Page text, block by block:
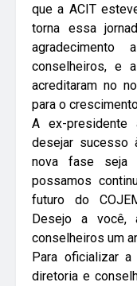
que a ACIT
torna essa
conselheiros, e
acreditaram no
para o
A ex-presidente
desejar sucesso
nova fase seja
possamos
futuro do
Desejo a
conselheiros um
Para oficializar
diretoria e